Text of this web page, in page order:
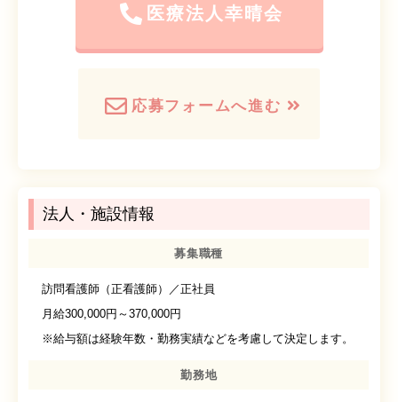
医療法人幸晴会
応募フォームへ進む
法人・施設情報
募集職種
訪問看護師（正看護師）／正社員
月給300,000円～370,000円
※給与額は経験年数・勤務実績などを考慮して決定します。
勤務地